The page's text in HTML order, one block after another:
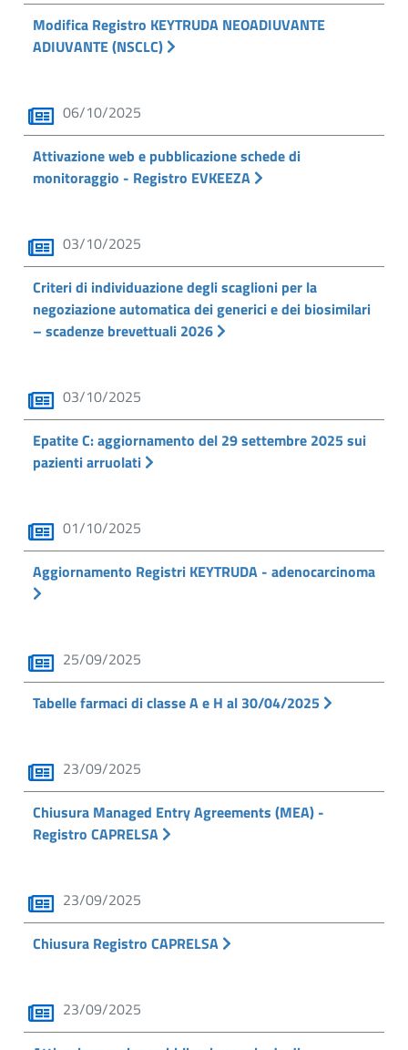
Modifica Registro KEYTRUDA NEOADIUVANTE
ADIUVANTE (NSCLC)
06/10/2025
Attivazione web e pubblicazione schede di
monitoraggio - Registro EVKEEZA
03/10/2025
Criteri di individuazione degli scaglioni per la
negoziazione automatica dei generici e dei biosimilari
– scadenze brevettuali 2026
03/10/2025
Epatite C: aggiornamento del 29 settembre 2025 sui
pazienti arruolati
01/10/2025
Aggiornamento Registri KEYTRUDA - adenocarcinoma
25/09/2025
Tabelle farmaci di classe A e H al 30/04/2025
23/09/2025
Chiusura Managed Entry Agreements (MEA) -
Registro CAPRELSA
23/09/2025
Chiusura Registro CAPRELSA
23/09/2025